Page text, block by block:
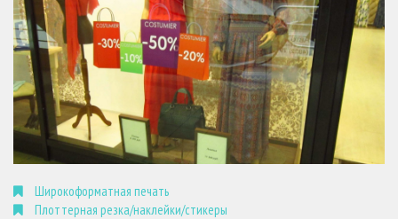
Широкоформатная печать
Плоттерная резка/наклейки/стикеры